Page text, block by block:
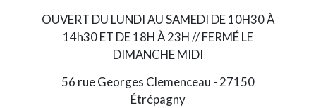
OUVERT DU LUNDI AU SAMEDI DE 10H30 À
14h30 ET DE 18H À 23H // FERMÉ LE
DIMANCHE MIDI
56 rue Georges Clemenceau - 27150
Étrépagny